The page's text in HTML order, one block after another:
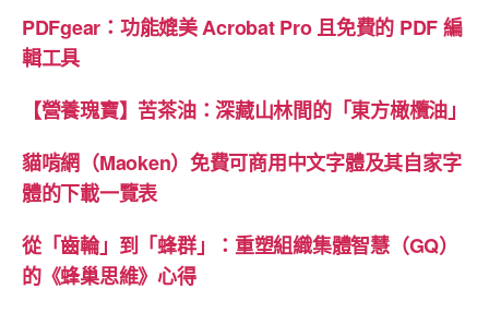
的
印
黑
技”
PDFgear：功能媲美 Acrobat Pro 且免費的 PDF 編
輯工具
【營養瑰寶】苦茶油：深藏山林間的「東方橄欖油」
貓啃網（Maoken）免費可商用中文字體及其自家字
體的下載一覽表
從「齒輪」到「蜂群」：重塑組織集體智慧（GQ）
的《蜂巢思維》心得